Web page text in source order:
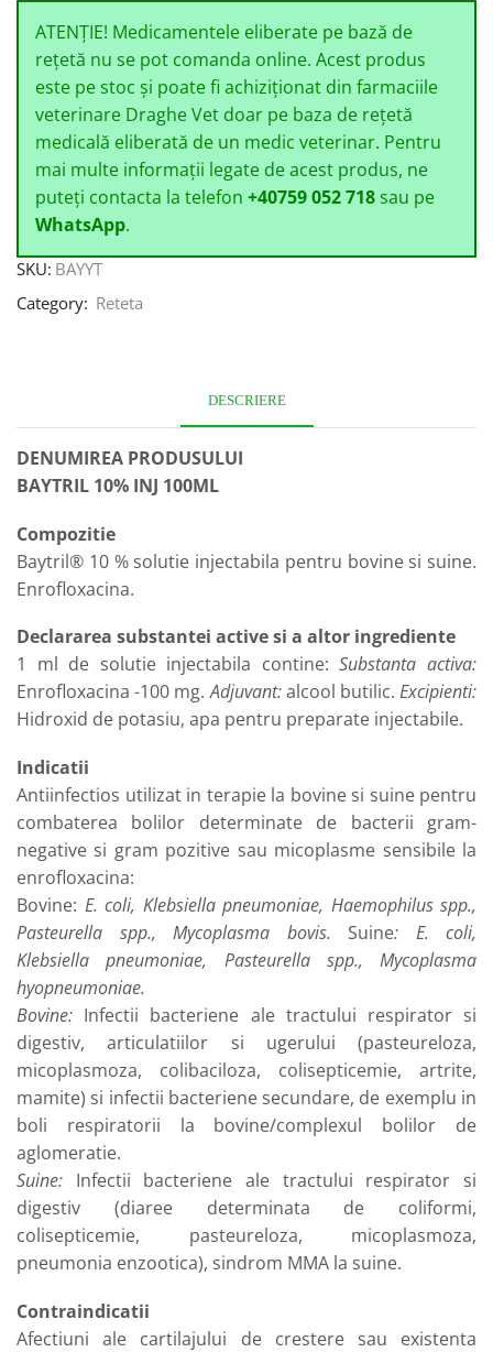
ATENȚIE! Medicamentele eliberate pe bază de
rețetă nu se pot comanda online. Acest produs
este pe stoc și poate fi achiziționat din farmaciile
veterinare Draghe Vet doar pe baza de rețetă
medicală eliberată de un medic veterinar. Pentru
mai multe informații legate de acest produs, ne
puteți contacta la telefon +40759 052 718sau pe
WhatsApp.
SKU: BAYYT
Category: Reteta
DESCRIERE
DENUMIREA PRODUSULUI
BAYTRIL 10% INJ 100ML
Compozitie
Baytril® 10 % solutie injectabila pentru bovine si suine.
Enrofloxacina.
Declararea substantei active si a altor ingrediente
1 ml de solutie injectabila contine:Substanta activa:
Enrofloxacina -100 mg.Adjuvant:alcool butilic.Excipienti:
Hidroxid de potasiu, apa pentru preparate injectabile.
Indicatii
Antiinfectios utilizat in terapie la bovine si suine pentru
combaterea bolilor determinate de bacterii gram-
negative si gram pozitive sau micoplasme sensibile la
enrofloxacina:
Bovine: E. coli, Klebsiella pneumoniae, Haemophilus spp.,
Pasteurella spp., Mycoplasma bovis. Suine: E. coli,
Klebsiella pneumoniae, Pasteurella spp., Mycoplasma
hyopneumoniae.
Bovine: Infectii bacteriene ale tractului respirator si
digestiv, articulatiilor si ugerului (pasteureloza,
micoplasmoza, colibaciloza, colisepticemie, artrite,
mamite) si infectii bacteriene secundare, de exemplu in
boli respiratorii la bovine/complexul bolilor de
aglomeratie.
Suine: Infectii bacteriene ale tractului respirator si
digestiv (diaree determinata de coliformi,
colisepticemie, pasteureloza, micoplasmoza,
pneumonia enzootica), sindrom MMA la suine.
Contraindicatii
Afectiuni ale cartilajului de crestere sau existenta